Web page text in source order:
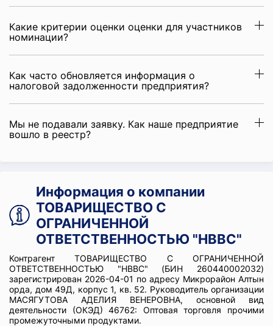
Какие критерии оценки оценки для участников
номинации?
Как часто обновляется информация о
налоговой задолженности предприятия?
Мы не подавали заявку. Как наше предприятие
вошло в реестр?
Информация о компании
ТОВАРИЩЕСТВО С
ОГРАНИЧЕННОЙ
ОТВЕТСТВЕННОСТЬЮ "HBBC"
Контрагент ТОВАРИЩЕСТВО С ОГРАНИЧЕННОЙ
ОТВЕТСТВЕННОСТЬЮ "HBBC" (БИН 260440002032)
зарегистрирован 2026-04-01 по адресу Микрорайон Алтын
орда, дом 49Д, корпус 1, кв. 52. Руководитель организации
МАСЯГУТОВА АДЕЛИЯ ВЕНЕРОВНА, основной вид
деятельности (ОКЭД) 46762: Оптовая торговля прочими
промежуточными продуктами.